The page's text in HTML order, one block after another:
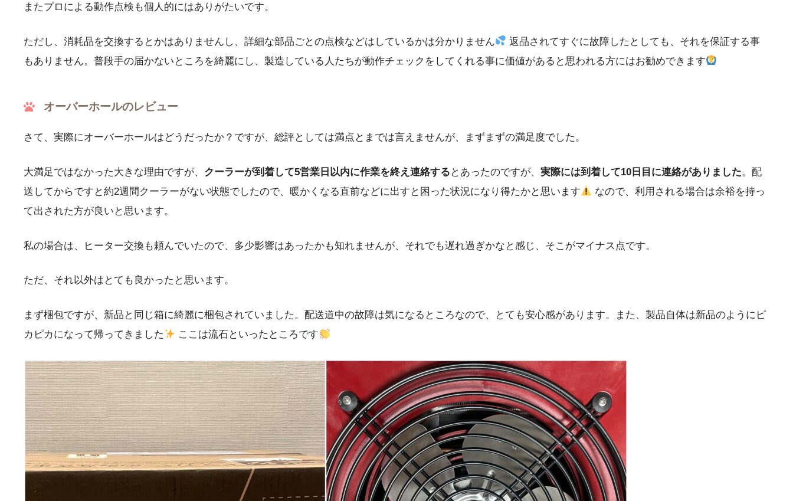
またプロによる動作点検も個人的にはありがたいです。
ただし、消耗品を交換するとかはありませんし、詳細な部品ごとの点検などはしているかは分かりません
返品されてすぐに故障したとしても、それを保証する事
もありません。普段手の届かないところを綺麗にし、製造している人たちが動作チェックをしてくれる事に価値があると思われる方にはお勧めできます
オーバーホールのレビュー
さて、実際にオーバーホールはどうだったか？ですが、総評としては満点とまでは言えませんが、まずまずの満足度でした。
大満足ではなかった大きな理由ですが、 クーラーが到着して5営業日以内に作業を終え連絡する とあったのですが、 実際には到着して10日目に連絡がありました。配
送してからですと約2週間クーラーがない状態でしたので、暖かくなる直前などに出すと困った状況になり得たかと思います
なので、利用される場合は余裕を持っ
て出された方が良いと思います。
私の場合は、ヒーター交換も頼んでいたので、多少影響はあったかも知れませんが、それでも遅れ過ぎかなと感じ、そこがマイナス点です。
ただ、それ以外はとても良かったと思います。
まず梱包ですが、新品と同じ箱に綺麗に梱包されていました。配送道中の故障は気になるところなので、とても安心感があります。また、製品自体は新品のようにピ
カピカになって帰ってきました
ここは流石といったところです